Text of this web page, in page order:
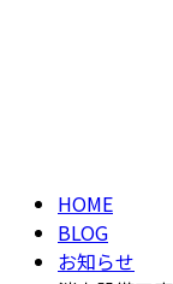
HOME
BLOG
お知らせ